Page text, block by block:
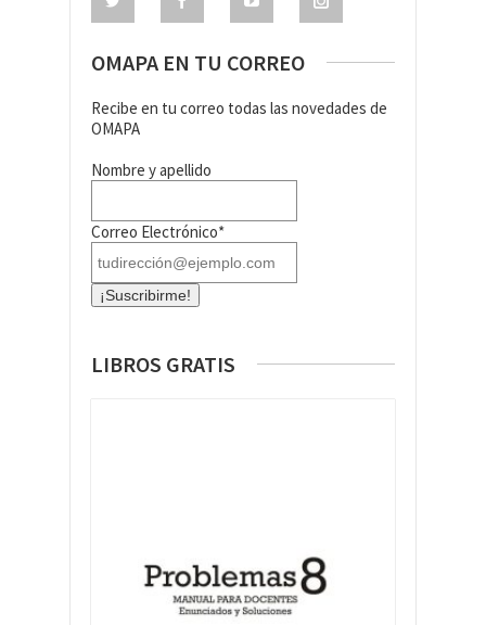
OMAPA EN TU CORREO
Recibe en tu correo todas las novedades de
OMAPA
Nombre y apellido
Correo Electrónico*
LIBROS GRATIS